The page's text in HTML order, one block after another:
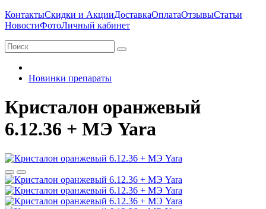
КонтактыСкидки и АкцииДоставкаОплатаОтзывыСтатьи
НовостиФотоЛичный кабинет
Новинки препараты
Кристалон оранжевый
6.12.36 + МЭ Yara